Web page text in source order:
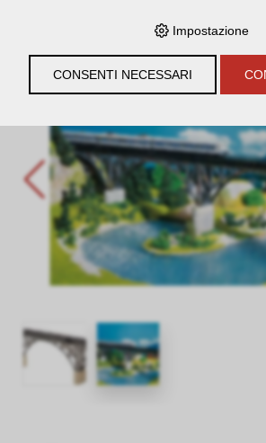
Impostazione
CONSENTI NECESSARI